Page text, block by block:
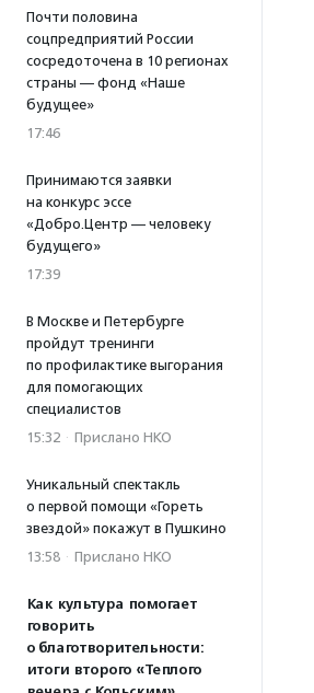
Почти половина
соцпредприятий России
сосредоточена в 10 регионах
страны — фонд «Наше
будущее»
17:46
Принимаются заявки
на конкурс эссе
«Добро.Центр — человеку
будущего»
17:39
В Москве и Петербурге
пройдут тренинги
по профилактике выгорания
для помогающих
специалистов
15:32 · Прислано НКО
Уникальный спектакль
о первой помощи «Гореть
звездой» покажут в Пушкино
13:58 · Прислано НКО
Как культура помогает
говорить
о благотворительности:
итоги второго «Теплого